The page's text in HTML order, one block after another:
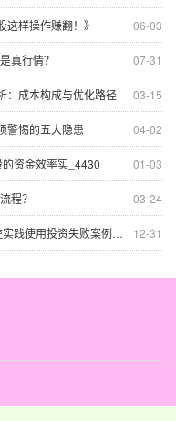
06-03
这样操作赚翻！》
07-31
真行情？
03-15
：成本构成与优化路径
04-02
警惕的五大隐患
01-03
资金效率实_4430
03-24
程？
12-31
资失败案例分析的数据观